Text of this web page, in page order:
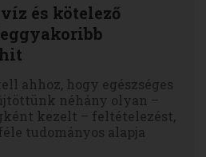
és kötelező
ahhoz, hogy egészséges
néhány olyan –
kezelt – feltételezést,
tudományos alapja